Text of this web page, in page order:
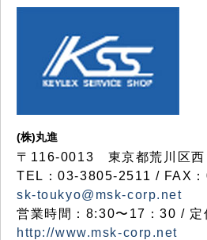
(株)丸進
〒116-0013 東京都荒川区西
TEL：03-3805-2511 / FAX
sk-toukyo@msk-corp.net
営業時間：8:30〜17：30 / 定
http://www.msk-corp.net